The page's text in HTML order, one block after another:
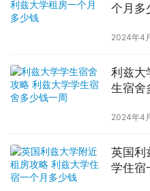
个月多
2024年4
利兹大
生宿舍
2024年4
英国利
学住宿